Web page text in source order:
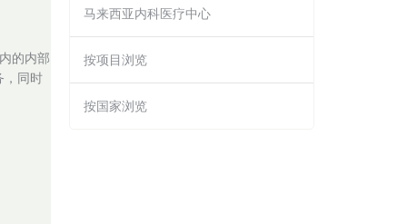
的内部
，同时
马来西亚内科医疗中心
按项目浏览
按国家浏览